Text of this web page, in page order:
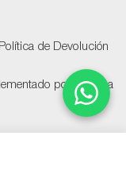
por Ventana
Política de Devolución